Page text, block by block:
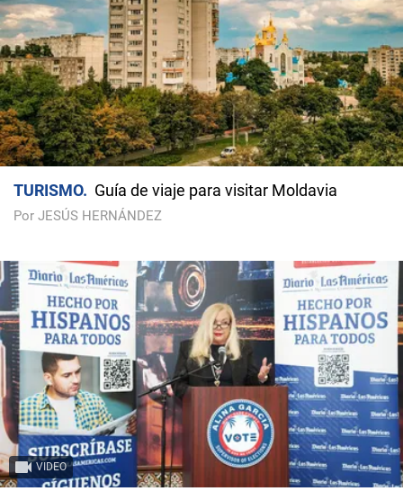
TURISMO Guía de viaje para visitar Moldavia
Por JESÚS HERNÁNDEZ
VIDEO